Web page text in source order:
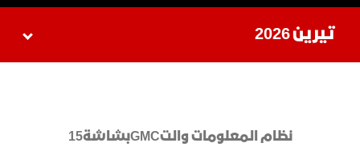
تيرين 2026
نظام المعلومات والتGMCبشاشة15